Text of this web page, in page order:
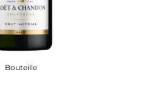
Bouteille